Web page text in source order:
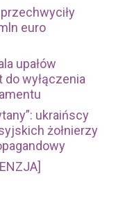
euro
upałów
do wyłączenia
ukraińscy
żołnierzy